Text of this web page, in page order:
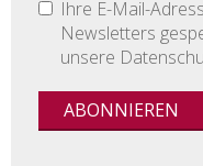
Ihre E-Mail-
Newsletters
unsere